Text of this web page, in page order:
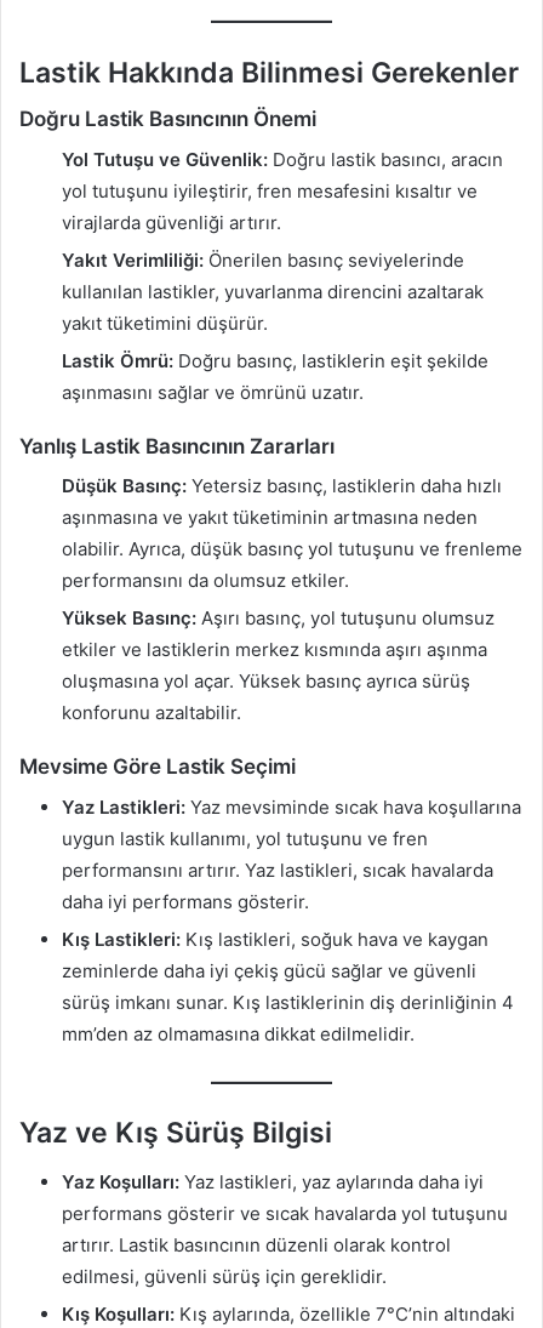
Lastik Hakkında Bilinmesi Gerekenler
Doğru Lastik Basıncının Önemi
Yol Tutuşu ve Güvenlik: Doğru lastik basıncı, aracın
yol tutuşunu iyileştirir, fren mesafesini kısaltır ve
virajlarda güvenliği artırır.
Yakıt Verimliliği: Önerilen basınç seviyelerinde
kullanılan lastikler, yuvarlanma direncini azaltarak
yakıt tüketimini düşürür.
Lastik Ömrü: Doğru basınç, lastiklerin eşit şekilde
aşınmasını sağlar ve ömrünü uzatır.
Yanlış Lastik Basıncının Zararları
Düşük Basınç: Yetersiz basınç, lastiklerin daha hızlı
aşınmasına ve yakıt tüketiminin artmasına neden
olabilir. Ayrıca, düşük basınç yol tutuşunu ve frenleme
performansını da olumsuz etkiler.
Yüksek Basınç: Aşırı basınç, yol tutuşunu olumsuz
etkiler ve lastiklerin merkez kısmında aşırı aşınma
oluşmasına yol açar. Yüksek basınç ayrıca sürüş
konforunu azaltabilir.
Mevsime Göre Lastik Seçimi
Yaz Lastikleri: Yaz mevsiminde sıcak hava koşullarına
uygun lastik kullanımı, yol tutuşunu ve fren
performansını artırır. Yaz lastikleri, sıcak havalarda
daha iyi performans gösterir.
Kış Lastikleri: Kış lastikleri, soğuk hava ve kaygan
zeminlerde daha iyi çekiş gücü sağlar ve güvenli
sürüş imkanı sunar. Kış lastiklerinin diş derinliğinin 4
mm’den az olmamasına dikkat edilmelidir.
Yaz ve Kış Sürüş Bilgisi
Yaz Koşulları: Yaz lastikleri, yaz aylarında daha iyi
performans gösterir ve sıcak havalarda yol tutuşunu
artırır. Lastik basıncının düzenli olarak kontrol
edilmesi, güvenli sürüş için gereklidir.
Kış Koşulları: Kış aylarında, özellikle 7°C’nin altındaki